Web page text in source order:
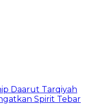
Daarut Tarqiyah
Spirit Tebar